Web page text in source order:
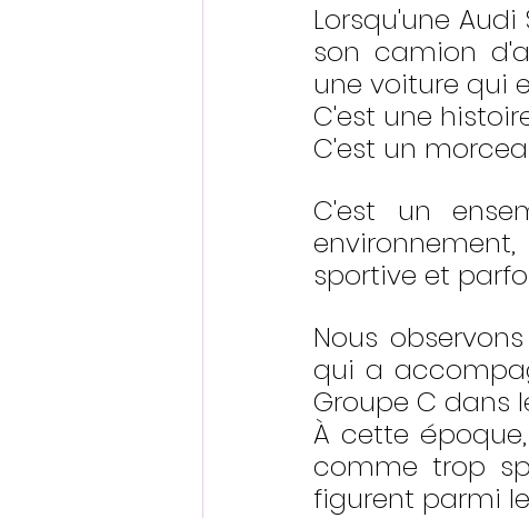
Lorsqu'une
son camion
une voiture qui
C'est une
C'est un
C'est un
sportive et
Nous
qui a
Groupe C dans
À cette
comme trop
figurent parmi